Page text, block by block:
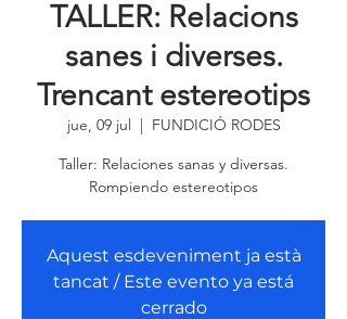
TALLER: Relacions
sanes i diverses.
Trencant estereotips
jue, 09 jul
  |
FUNDICIÓ RODES
Taller: Relaciones sanas y diversas.
Rompiendo estereotipos
Aquest esdeveniment ja està
tancat / Este evento ya está
cerrado